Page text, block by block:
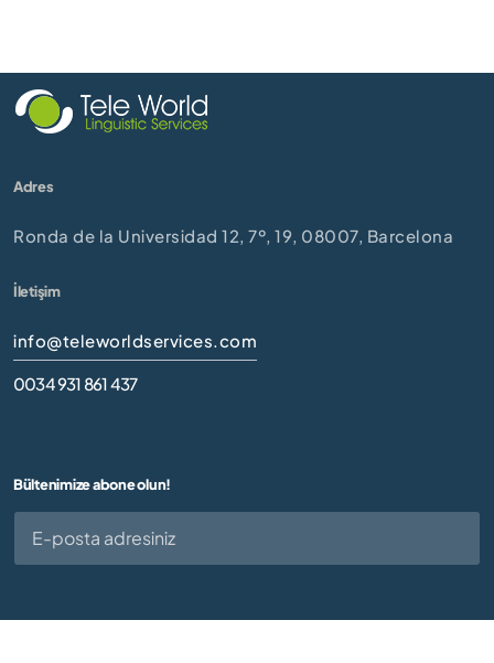
Adres
Ronda de la Universidad 12, 7º, 19, 08007, Barcelona
İletişim
info@teleworldservices.com
0034 931 861 437
Bültenimize abone olun!